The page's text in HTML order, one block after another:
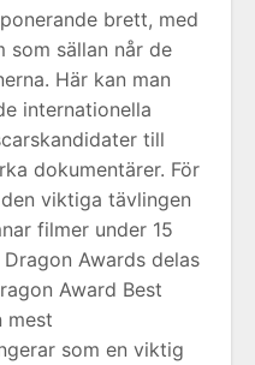
brett, med
sällan når de
Här kan man
internationella
till
dokumentärer. För
viktiga tävlingen
filmer under 15
Awards delas
Award Best
mest
som en viktig